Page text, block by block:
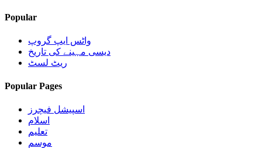
Popular
واٹس ایپ گروپ
دیسی مہینے کی تاریخ
ریٹ لسٹ
Popular Pages
اسپیشل فیچرز
اسلام
تعلیم
موسم